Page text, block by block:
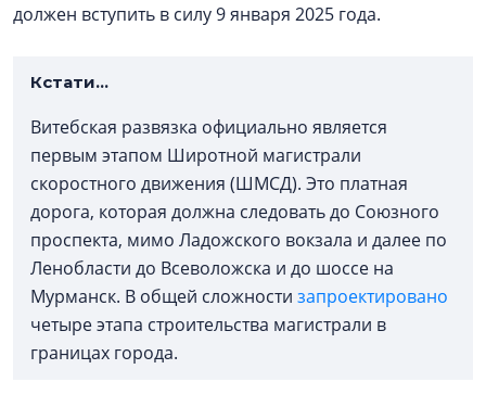
должен вступить в силу 9 января 2025 года.
Кстати...
Витебская развязка официально является
первым этапом Широтной магистрали
скоростного движения (ШМСД). Это платная
дорога, которая должна следовать до Союзного
проспекта, мимо Ладожского вокзала и далее по
Ленобласти до Всеволожска и до шоссе на
Мурманск. В общей сложности запроектировано
четыре этапа строительства магистрали в
границах города.